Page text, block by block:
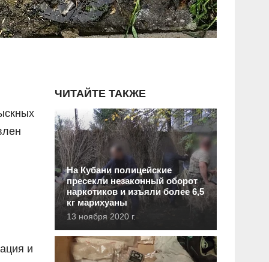
и
ЧИТАЙТЕ ТАКЖЕ
На Кубани полицейские
пресекли незаконный оборот
наркотиков и изъяли более 6,5
кг марихуаны
13 ноября 2020 г.